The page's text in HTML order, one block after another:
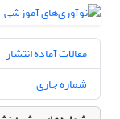
مقالات آماده انتشار
شماره جاری